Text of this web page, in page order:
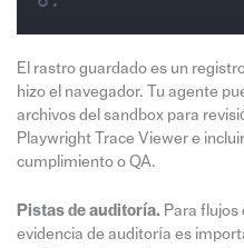
El rastro guardado es un
hizo el navegador. Tu agente
archivos del sandbox para
Playwright Trace Viewer e
cumplimiento o QA.
Pistas de auditoría. Para flujos
evidencia de auditoría es